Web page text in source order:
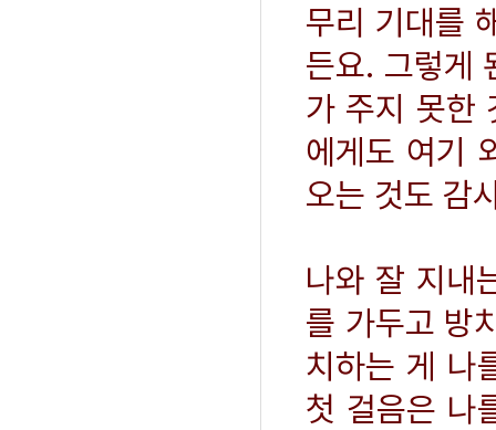
무리 기대를
든요. 그렇게
가 주지 못한
에게도 여기
오는 것도 감
나와 잘 지내
를 가두고 방
치하는 게 나
첫 걸음은 나